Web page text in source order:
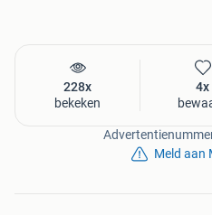
228x
bekeken
4x
Meld aan